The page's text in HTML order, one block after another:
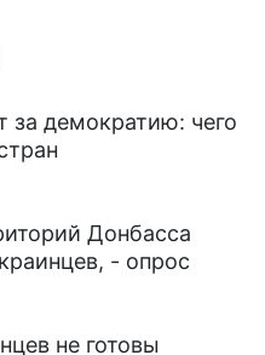
за демократию: чего
Донбасса
- опрос
не готовы